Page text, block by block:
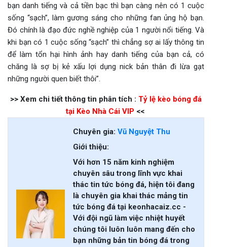
bạn danh tiếng và cả tiền bạc thì bạn càng nên có 1 cuộc
sống “sạch”, làm gương sáng cho những fan ủng hộ bạn.
Đó chính là đạo đức nghề nghiệp của 1 người nổi tiếng. Và
khi bạn có 1 cuộc sống “sạch” thì chẳng sợ ai lấy thông tin
để làm tổn hại hình ảnh hay danh tiếng của bạn cả, có
chăng là sợ bị kẻ xấu lợi dụng nick bản thân đi lừa gạt
những người quen biết thôi”.
>> Xem chi tiết thông tin phân tích : Tỷ lệ kèo bóng đá
tại Kèo Nhà Cái VIP <<
Chuyên gia: Vũ Nguyệt Thu
Giới thiệu:
Với hơn 15 năm kinh nghiệm
chuyên sâu trong lĩnh vực khai
thác tin tức bóng đá, hiện tôi đang
là chuyên gia khai thác mảng tin
tức bóng đá tại keonhacaiz.cc -
Với đội ngũ làm việc nhiệt huyết
chúng tôi luôn luôn mang đến cho
bạn những bản tin bóng đá trong